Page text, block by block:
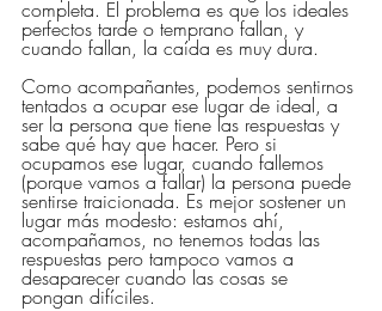
completa. El problema es que los ideales
perfectos tarde o temprano fallan, y
cuando fallan, la caída es muy dura.
Como acompañantes, podemos sentirnos
tentados a ocupar ese lugar de ideal, a
ser la persona que tiene las respuestas y
sabe qué hay que hacer. Pero si
ocupamos ese lugar, cuando fallemos
(porque vamos a fallar) la persona puede
sentirse traicionada. Es mejor sostener un
lugar más modesto: estamos ahí,
acompañamos, no tenemos todas las
respuestas pero tampoco vamos a
desaparecer cuando las cosas se
pongan difíciles.